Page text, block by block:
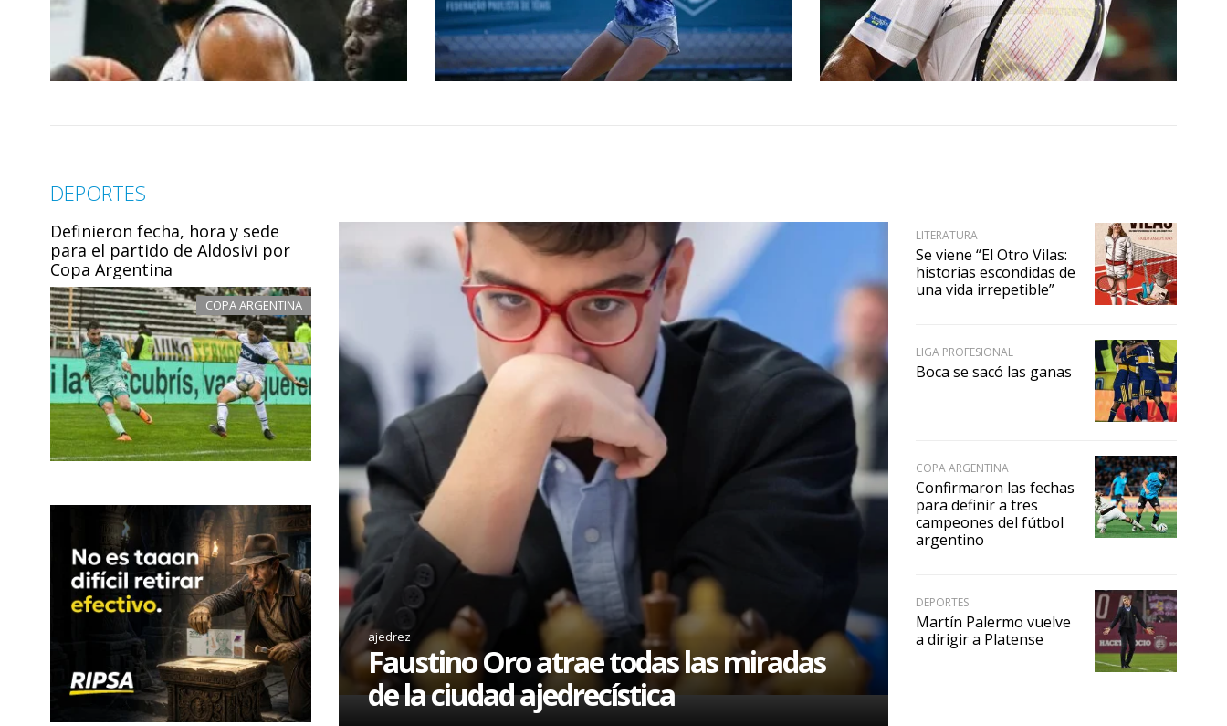
DEPORTES
Definieron fecha, hora y sede
para el partido de Aldosivi por
Copa Argentina
COPA ARGENTINA
ajedrez
Faustino Oro atrae todas las miradas
de la ciudad ajedrecística
LITERATURA
Se viene “El Otro Vilas:
historias escondidas de
una vida irrepetible”
LIGA PROFESIONAL
Boca se sacó las ganas
COPA ARGENTINA
Confirmaron las fechas
para definir a tres
campeones del fútbol
argentino
DEPORTES
Martín Palermo vuelve
a dirigir a Platense